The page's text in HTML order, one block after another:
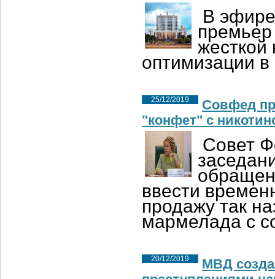
В
премьер
жесткой
оптимизации
25/12/2019
Совфед
"конфет" с
Совет
ввести
продажу так
мармелада с
20/12/2019
МВД